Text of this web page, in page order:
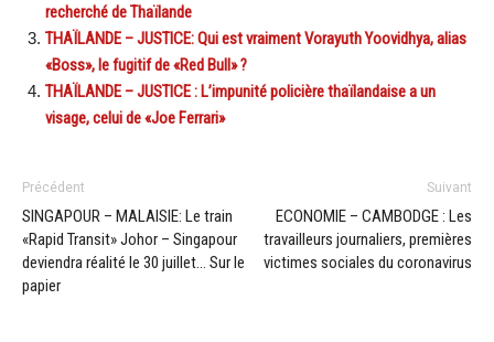
recherché de Thaïlande
THAÏLANDE – JUSTICE: Qui est vraiment Vorayuth Yoovidhya, alias
«Boss», le fugitif de «Red Bull» ?
THAÏLANDE – JUSTICE : L’impunité policière thaïlandaise a un
visage, celui de «Joe Ferrari»
Précédent
SINGAPOUR – MALAISIE: Le train
«Rapid Transit» Johor – Singapour
deviendra réalité le 30 juillet… Sur le
papier
Suivant
ECONOMIE – CAMBODGE : Les
travailleurs journaliers, premières
victimes sociales du coronavirus